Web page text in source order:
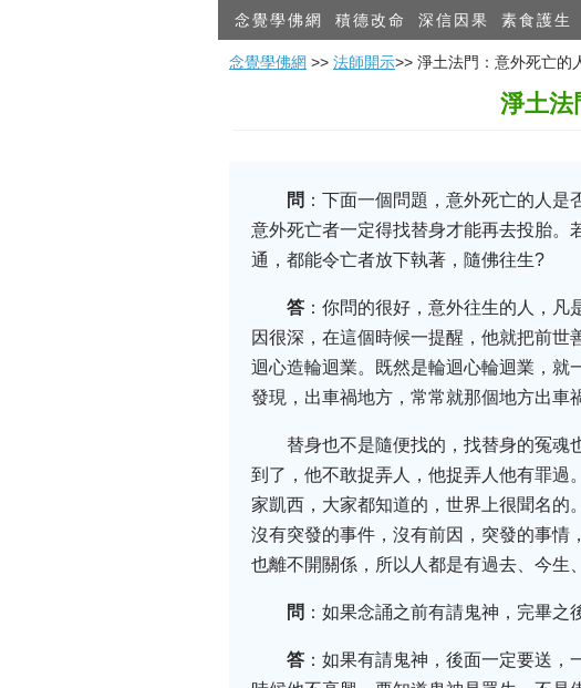
念覺學佛網 積德改命 深信因果 素食護生
念覺學佛網 >> 法師開示>> 淨土法門：意外死亡的
淨土法
問 ：下面一個問題，意外死亡的人
意外死亡者一定得找替身才能再去投胎。
通，都能令亡者放下執著，隨佛往生?
答 ：你問的很好，意外往生的人，
因很深，在這個時候一提醒，他就把前
迴心造輪迴業。既然是輪迴心輪迴業，就
發現，出車禍地方，常常就那個地方出車
替身也不是隨便找的，找替身的冤魂
到了，他不敢捉弄人，他捉弄人他有罪過
家凱西，大家都知道的，世界上很聞名的
沒有突發的事件，沒有前因，突發的事情
也離不開關係，所以人都是有過去、今生
問 ：如果念誦之前有請鬼神，完畢
答 ：如果有請鬼神，後面一定要送